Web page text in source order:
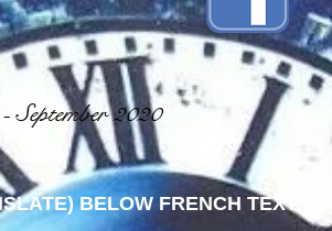
September 2020
BELOW FRENCH TEXT !